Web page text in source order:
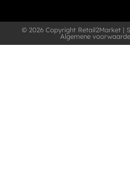
© 2026 Copyright Retail2Market |
Algemene